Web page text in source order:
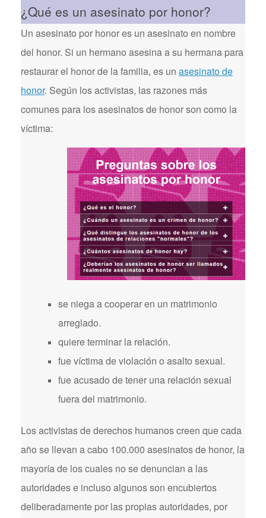
¿Qué es un asesinato por honor?
Un asesinato por honor es un asesinato en nombre
del honor. Si un hermano asesina a su hermana para
restaurar el honor de la familia, es un asesinato de
honor. Según los activistas, las razones más
comunes para los asesinatos de honor son como la
víctima:
se niega a cooperar en un matrimonio
arreglado.
quiere terminar la relación.
fue víctima de violación o asalto sexual.
fue acusado de tener una relación sexual
fuera del matrimonio.
Los activistas de derechos humanos creen que cada
año se llevan a cabo 100.000 asesinatos de honor, la
mayoría de los cuales no se denuncian a las
autoridades e incluso algunos son encubiertos
deliberadamente por las propias autoridades, por